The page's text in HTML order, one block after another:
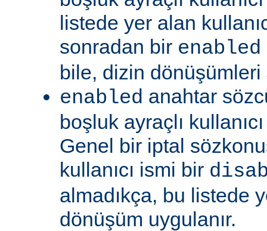
listede yer alan
sonradan bir enabled
bile, dizin dönüşümleri
enabled anahtar
boşluk ayraçlı
Genel bir iptal
kullanıcı ismi bir
almadıkça, bu listede
dönüşüm uygulanır.